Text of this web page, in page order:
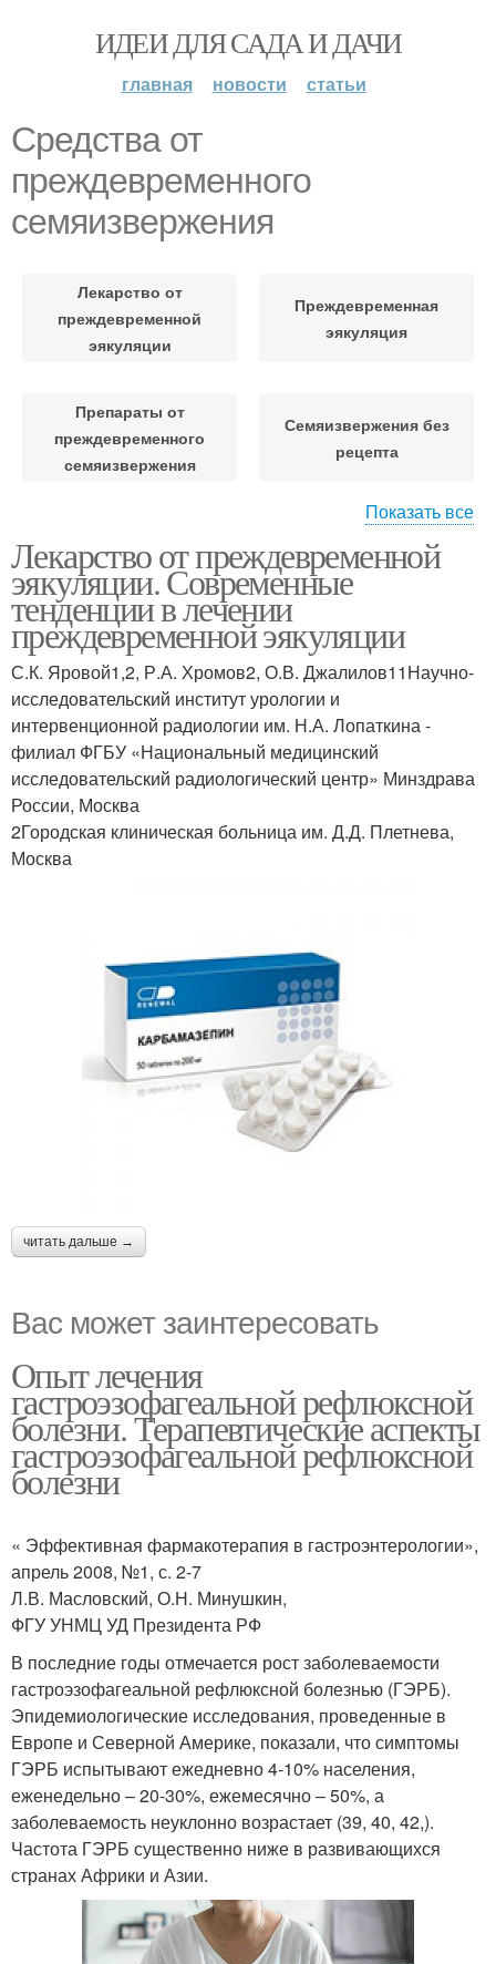
ИДЕИ ДЛЯ САДА И ДАЧИ
главная новости статьи
Средства от
преждевременного
семяизвержения
Лекарство от
преждевременной
эякуляции
Преждевременная
эякуляция
Препараты от
преждевременного
семяизвержения
Семяизвержения без
рецепта
преждевременного
семяизвержения
Семяизвержения в
аптеках
Нормотимические
средства
Нейролептические
средства
Нейрометаболические
средства
Преждевременная
Показать все
Лекарство от преждевременной
эякуляции. Современные
тенденции в лечении
преждевременной эякуляции
С.К. Яровой1,2, Р.А. Хромов2, О.В. Джалилов11Научно-
исследовательский институт урологии и
интервенционной радиологии им. Н.А. Лопаткина -
филиал ФГБУ «Национальный медицинский
исследовательский радиологический центр» Минздрава
России, Москва
2Городская клиническая больница им. Д.Д. Плетнева,
Москва
читать дальше →
Вас может заинтересовать
Опыт лечения
гастроэзофагеальной рефлюксной
болезни. Терапевтические аспекты
гастроэзофагеальной рефлюксной
болезни
« Эффективная фармакотерапия в гастроэнтерологии»,
апрель 2008, №1, с. 2-7
Л.В. Масловский, О.Н. Минушкин,
ФГУ УНМЦ УД Президента РФ
В последние годы отмечается рост заболеваемости
гастроэзофагеальной рефлюксной болезнью (ГЭРБ).
Эпидемиологические исследования, проведенные в
Европе и Северной Америке, показали, что симптомы
ГЭРБ испытывают ежедневно 4-10% населения,
еженедельно – 20-30%, ежемесячно – 50%, а
заболеваемость неуклонно возрастает (39, 40, 42,).
Частота ГЭРБ существенно ниже в развивающихся
странах Африки и Азии.